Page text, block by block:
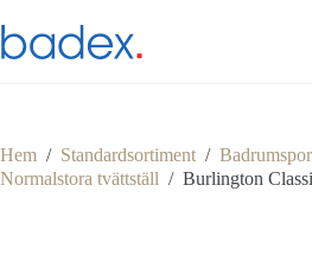
till
innehåll
Hem / Standardsortiment /
Normalstora tvättställ / Burlington